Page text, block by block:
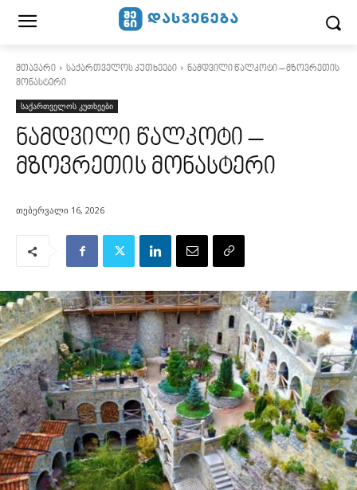
მთავარი საქართველოს კუთხეები
ნამდვილი წალკოტი – მზოვრეთის
მონასტერი
საქართველოს კუთხეები
ნამდვილი წალკოტი –
მზოვრეთის მონასტერი
თებერვალი 16, 2026